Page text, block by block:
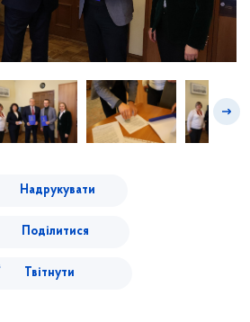
Надрукувати
Поділитися
Твітнути